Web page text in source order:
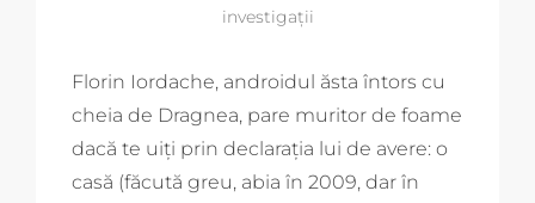
investigații
Florin Iordache, androidul ăsta întors cu
cheia de Dragnea, pare muritor de foame
dacă te uiți prin declarația lui de avere: o
casă (făcută greu, abia în 2009, dar în